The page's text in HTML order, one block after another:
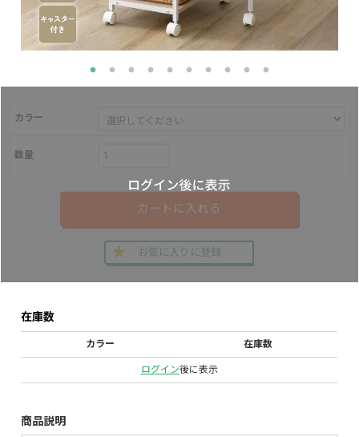
カラー
数量
カートに入れる
お気に入りに登録
在庫数
カラー 在庫数
ログイン後に表示
商品説明